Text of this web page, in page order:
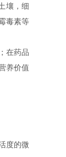
壤，细
毒素等
在药品
养价值
度的微